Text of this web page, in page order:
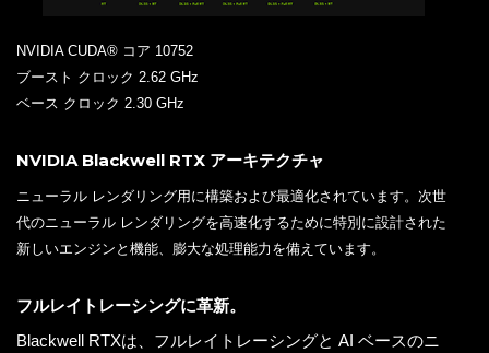
NVIDIA CUDA® コア 10752
ブースト クロック 2.62 GHz
ベース クロック 2.30 GHz
NVIDIA Blackwell RTX アーキテクチャ
ニューラル レンダリング用に構築および最適化されています。次世
代のニューラル レンダリングを高速化するために特別に設計された
新しいエンジンと機能、膨大な処理能力を備えています。
フルレイトレーシングに革新。
Blackwell RTXは、フルレイトレーシングと AI ベースのニ